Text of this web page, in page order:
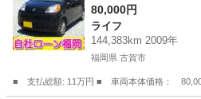
／電格ミラー （検9.9
80,000円
ライフ
144,383km 2009年
福岡県 古賀市
■ 支払総額: 11万円 ■ 車両本体価格：